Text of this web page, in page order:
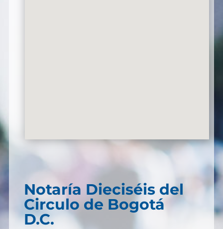
Notaría Dieciséis del
Circulo de Bogotá
D.C.